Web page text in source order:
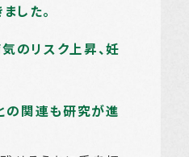
した。
のリスク上昇、妊
の関連も研究が進